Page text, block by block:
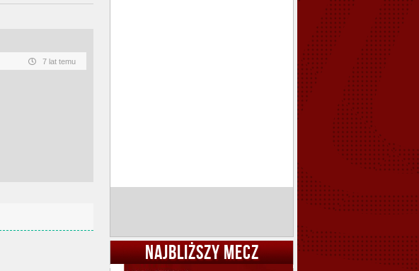
7 lat temu
NAJBLIŻSZY MECZ